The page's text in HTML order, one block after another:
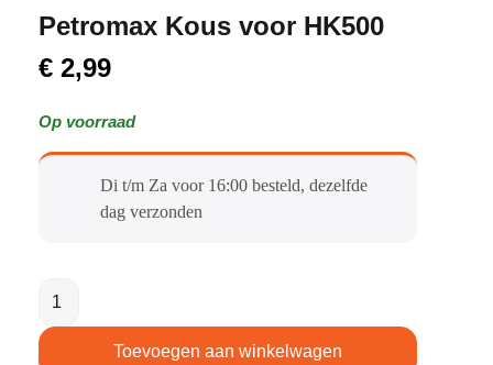
Petromax Kous voor HK500
€ 2,99
Op voorraad
Di t/m Za voor 16:00 besteld, dezelfde
dag verzonden​
Toevoegen aan winkelwagen